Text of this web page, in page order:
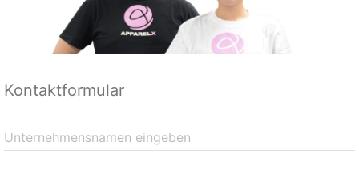
Kontaktformular
Unternehmensnamen eingeben